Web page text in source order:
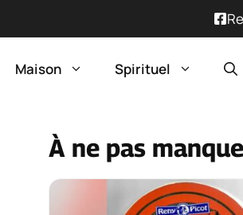
Maison Spirituel
À ne pas